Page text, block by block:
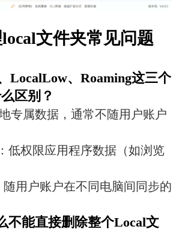
文件夹常见问题
LocalLow、Roaming这三个
区别？
专属数据，通常不随用户账户
低权限应用程序数据（如浏览
随用户账户在不同电脑间同步的
不能直接删除整个Local文